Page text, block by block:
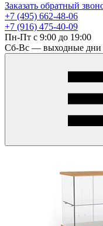
Заказать обратный
+7 (495) 662-48-06
+7 (916) 475-40-09
Пн-Пт с 9:00 до 19:00
Сб-Вс — выходные дни